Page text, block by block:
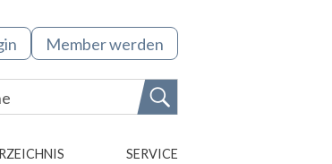
Member werden
SERVICE